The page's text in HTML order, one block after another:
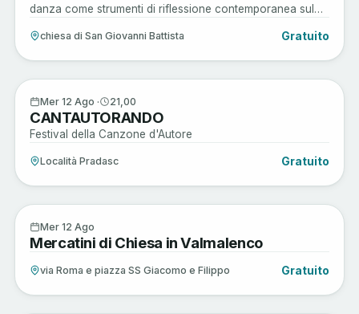
danza come strumenti di riflessione contemporanea sul
chiesa di San Giovanni Battista Gratuito
Musica e Spettacoli
Mer 12 Ago · 21,00
CANTAUTORANDO
Festival della Canzone d'Autore
Località Pradasc Gratuito
Arte e Cultura
Mer 12 Ago
Mercatini di Chiesa in Valmalenco
via Roma e piazza SS Giacomo e Filippo Gratuito